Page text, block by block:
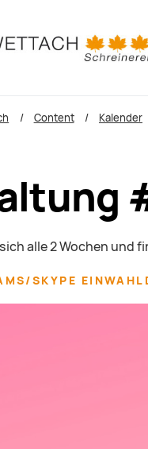
Content Kalender
alle 2 Wochen und
SKYPE